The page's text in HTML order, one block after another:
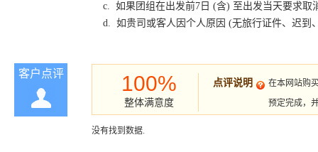
c. 如果团组在出发前7日 (含) 至出发当天要求取
d. 如贵司或客人因个人原因 (无旅行证件、迟到
客户点评 100%
整体满意度
点评说明
在本网站购
预定完成，
没有找到数据.